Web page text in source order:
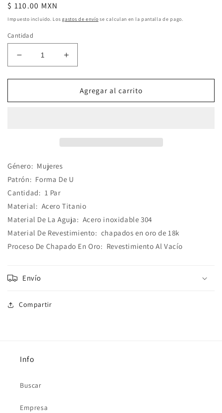
Precio
habitual
$ 110.00 MXN
Impuesto incluido. Losgastos de envío se calculan en la pantalla de pago.
Cantidad
Reducir
cantidad
para
Dorados
Aumentar
cantidad
para
Aretes
Dorados
Agregar al carrito
Género: Mujeres
Patrón: Forma De U
Cantidad: 1 Par
Material: Acero Titanio
Material De La Aguja: Acero inoxidable 304
Material De Revestimiento: chapados en oro de 18k
Proceso De Chapado En Oro: Revestimiento Al Vacío
Envío
Compartir
Info
Buscar
Empresa